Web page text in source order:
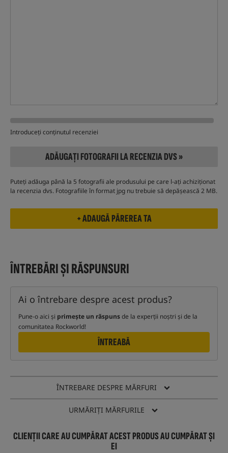
Introduceți conținutul recenziei
ADĂUGAȚI FOTOGRAFII LA RECENZIA DVS »
Puteți adăuga până la 5 fotografii ale produsului pe care l-ați achiziționat
la recenzia dvs. Fotografiile în format jpg nu trebuie să depășească 2 MB.
ÎNTREBĂRI ȘI RĂSPUNSURI
Ai o întrebare despre acest produs?
Pune-o aici și primește un răspunsde la experții noștri și de la
comunitatea Rockworld!
ÎNTREABĂ
ÎNTREBARE DESPRE MĂRFURI
URMĂRIȚI MĂRFURILE
CLIENȚII CARE AU CUMPĂRAT ACEST PRODUS AU CUMPĂRAT ȘI
EI